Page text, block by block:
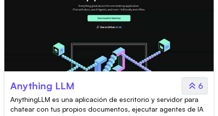
Anything LLM 6
AnythingLLM es una aplicación de escritorio y servidor para
chatear con tus propios documentos, ejecutar agentes de IA